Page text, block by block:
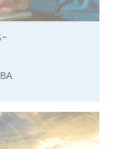
IT Economics.